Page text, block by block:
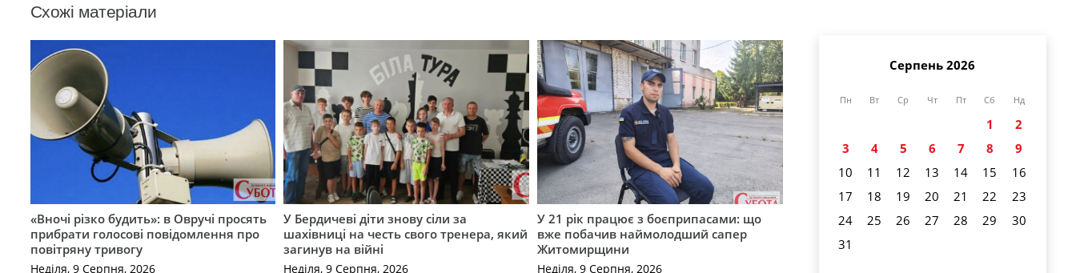
Схожі матеріали
«Вночі різко будить»: в Овручі просять
прибрати голосові повідомлення про
повітряну тривогу
Неділя, 9 Серпня, 2026
У Бердичеві діти знову сіли за
шахівниці на честь свого тренера, який
загинув на війні
Неділя, 9 Серпня, 2026
У 21 рік працює з боєприпасами: що
вже побачив наймолодший сапер
Житомирщини
Неділя, 9 Серпня, 2026
Серпень 2026
Пн Вт Ср Чт Пт Сб Нд
1
2
3
4 5 6 7 8
9
10
11 12 13 14 15
16
17
18 19 20 21 22
23
24
25 26 27 28 29
30
31